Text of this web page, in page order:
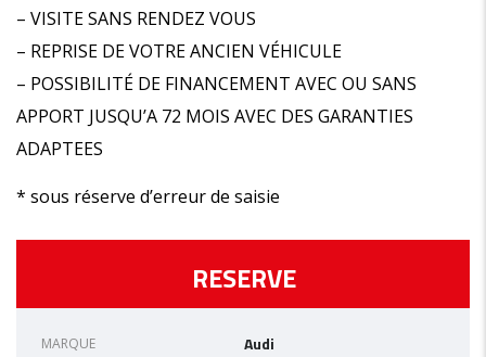
– VISITE SANS RENDEZ VOUS
– REPRISE DE VOTRE ANCIEN VÉHICULE
– POSSIBILITÉ DE FINANCEMENT AVEC OU SANS
APPORT JUSQU’A 72 MOIS AVEC DES GARANTIES
ADAPTEES
* sous réserve d’erreur de saisie
RESERVE
MARQUE Audi